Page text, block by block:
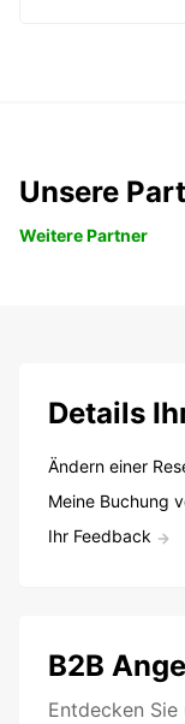
Unsere
Weitere Partner
Details
Ändern einer
Meine Buchung
Ihr Feedback
B2B
Entdecken